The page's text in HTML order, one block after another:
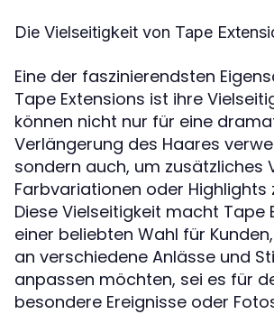
Die Vielseitigkeit von Tape
Eine der faszinierendsten
Tape Extensions ist ihre
können nicht nur für eine
Verlängerung des Haares
sondern auch, um zusätzliches
Farbvariationen oder Highlights
Diese Vielseitigkeit macht Tape
einer beliebten Wahl für
an verschiedene Anlässe und
anpassen möchten, sei es für
besondere Ereignisse oder